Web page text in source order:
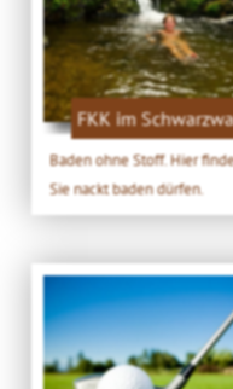
FKK im
Baden ohne Stoff. Hier
Sie nackt baden dürfen.